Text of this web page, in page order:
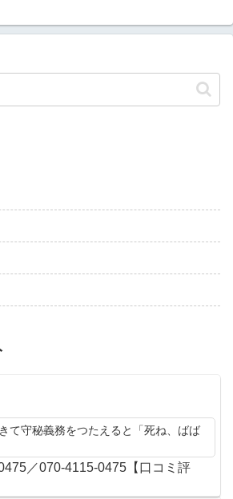
て守秘義務をつたえると「死ね、ばば
／070-4115-0475【口コミ評